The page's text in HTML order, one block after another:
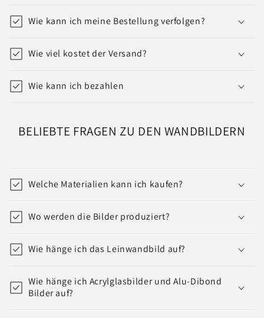
Wie kann ich meine Bestellung verfolgen?
Wie viel kostet der Versand?
Wie kann ich bezahlen
BELIEBTE FRAGEN ZU DEN WANDBILDERN
Welche Materialien kann ich kaufen?
Wo werden die Bilder produziert?
Wie hänge ich das Leinwandbild auf?
Wie hänge ich Acrylglasbilder und Alu-Dibond
Bilder auf?